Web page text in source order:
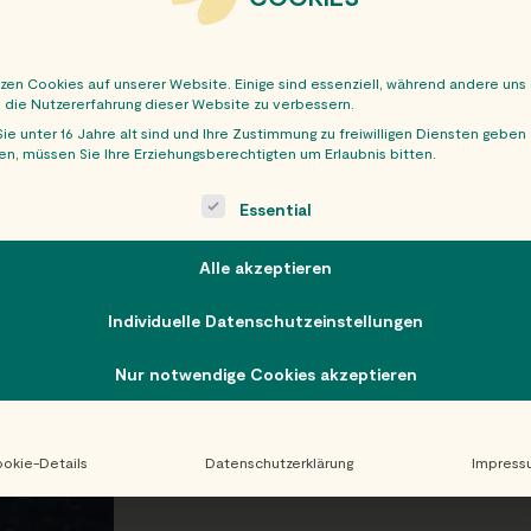
Cookies auf unserer Website. Einige sind essenziell, während andere uns
Nutzererfahrung dieser Website zu verbessern.
unter 16 Jahre alt sind und Ihre Zustimmung zu freiwilligen Diensten geben
müssen Sie Ihre Erziehungsberechtigten um Erlaubnis bitten.
is a list of service groups for which consent can be
Essential
Alle akzeptieren
Individuelle Datenschutzeinstellungen
Nur notwendige Cookies akzeptieren
Details Datenschutzerklärung